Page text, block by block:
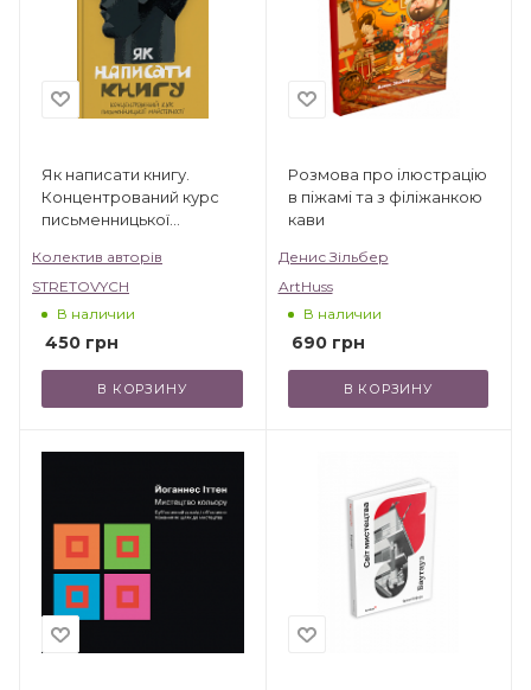
Як написати книгу.
Концентрований курс
письменницької
Колектив авторів
STRETOVYCH
В наличии
450 грн
В КОРЗИНУ
Розмова про ілюстрацію
в піжамі та з філіжанкою
кави
Денис Зільбер
ArtHuss
В наличии
690грн
В КОРЗИНУ